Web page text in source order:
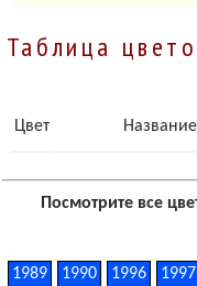
Таблица
Цвет
Посмотрите все
1989 1990 1996 1997